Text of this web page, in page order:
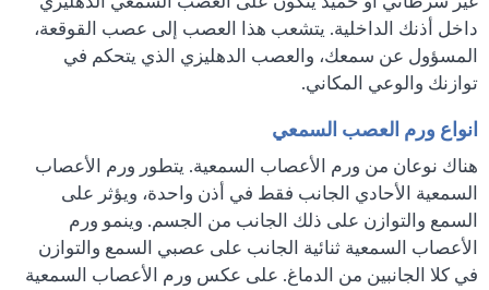
داخل أذنك الداخلية. يتشعب هذا العصب إلى عصب القوقعة،
المسؤول عن سمعك، والعصب الدهليزي الذي يتحكم في
توازنك والوعي المكاني.
انواع ورم العصب السمعي
هناك نوعان من ورم الأعصاب السمعية. يتطور ورم الأعصاب
السمعية الأحادي الجانب فقط في أذن واحدة، ويؤثر على
السمع والتوازن على ذلك الجانب من الجسم. وينمو ورم
الأعصاب السمعية ثنائية الجانب على عصبي السمع والتوازن
في كلا الجانبين من الدماغ. على عكس ورم الأعصاب السمعية